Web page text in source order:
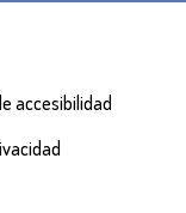
accesibilidad